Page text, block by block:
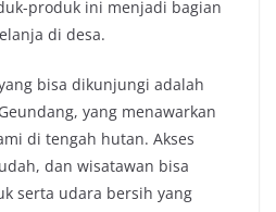
produk ini menjadi bagian
di desa.
bisa dikunjungi adalah
yang menawarkan
di tengah hutan. Akses
dan wisatawan bisa
serta udara bersih yang